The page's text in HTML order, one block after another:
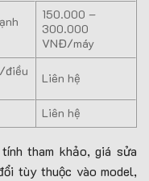
150.000 –
300.000
VNĐ/máy
điều
Liên hệ
Liên hệ
tham khảo, giá sửa
tùy thuộc vào model,